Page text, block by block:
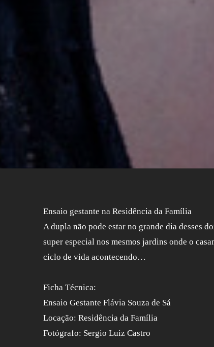
Ensaio gestante na Residência da Família
A dupla não pode estar no grande dia desses
super especial nos mesmos jardins onde o
ciclo de vida acontecendo…
Ficha Técnica:
Ensaio Gestante Flávia Souza de Sá
Locação: Residência da Família
Fotógrafo: Sergio Luiz Castro